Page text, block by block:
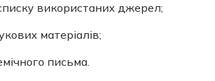
використаних джерел;
матеріалів;
письма.